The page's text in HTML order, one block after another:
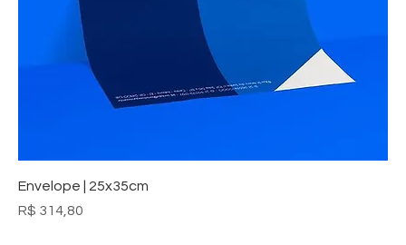
Envelope | 25x35cm
Preço
R$ 314,80